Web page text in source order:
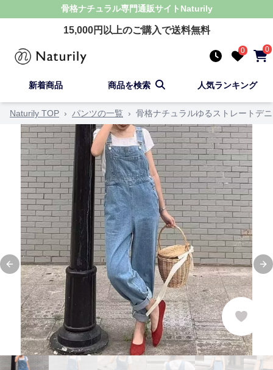
骨格ナチュラル専門通販サイト Naturily
15,000円以上のご購入で送料無料
0 0
新着商品 商品を検索 人気ランキング
Naturily TOP › パンツの一覧 › 骨格ナチュラルゆるストレートデ
Previous slide